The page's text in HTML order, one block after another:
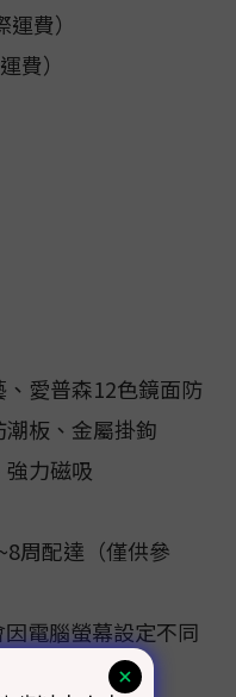
費）
費）
愛普森12色鏡面防
板、金屬掛鉤
力磁吸
周配達（僅供參
電腦螢幕設定不同